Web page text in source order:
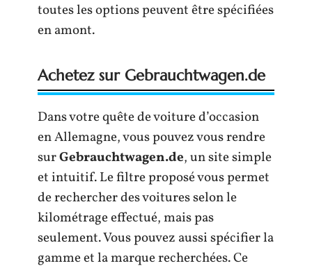
toutes les options peuvent être spécifiées
en amont.
Achetez sur Gebrauchtwagen.de
Dans votre quête de voiture d’occasion
en Allemagne, vous pouvez vous rendre
surGebrauchtwagen.de, un site simple
et intuitif. Le filtre proposé vous permet
de rechercher des voitures selon le
kilométrage effectué, mais pas
seulement. Vous pouvez aussi spécifier la
gamme et la marque recherchées. Ce